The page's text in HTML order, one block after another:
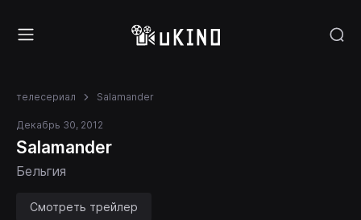
телесериал Salamander
Декабрь 30, 2012
Salamander
Бельгия
Смотреть трейлер